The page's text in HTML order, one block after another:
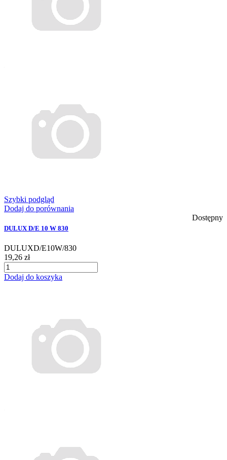
Szybki podgląd
Dodaj do porównania
Dostępny
DULUX D/E 10 W 830
DULUXD/E10W/830
19,26 zł
Dodaj do koszyka